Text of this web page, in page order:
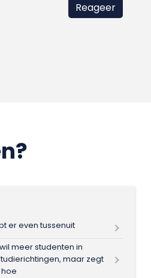
er even tussenuit
meer studenten in
maar zegt